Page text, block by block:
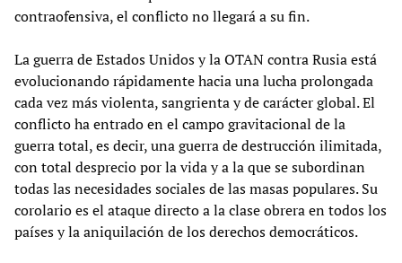
contraofensiva, el conflicto no llegará a su fin.
La guerra de Estados Unidos y la OTAN contra Rusia está
evolucionando rápidamente hacia una lucha prolongada
cada vez más violenta, sangrienta y de carácter global. El
conflicto ha entrado en el campo gravitacional de la
guerra total, es decir, una guerra de destrucción ilimitada,
con total desprecio por la vida y a la que se subordinan
todas las necesidades sociales de las masas populares. Su
corolario es el ataque directo a la clase obrera en todos los
países y la aniquilación de los derechos democráticos.